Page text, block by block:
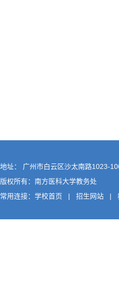
地址： 广州市白云区沙太南路1023-
版权所有：南方医科大学教务处
常用连接： 学校首页 | 招生网站 |